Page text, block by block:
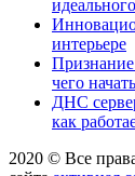
интерьере
Признание
чего
ДНС
как
2020 © Все